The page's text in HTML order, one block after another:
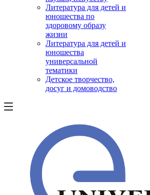
Литература для детей и
юношества по
здоровому образу
жизни
Литература для детей и
юношества
универсальной
тематики
Детское творчество,
досуг и домоводство